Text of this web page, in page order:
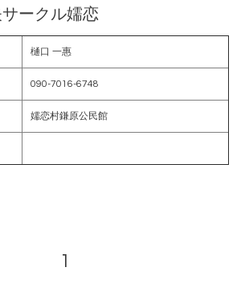
ークル嬬恋
樋口 一惠
090-7016-6748
嬬恋村鎌原公民館
1